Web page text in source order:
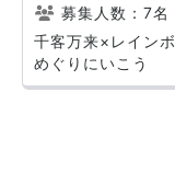
募集人数：7名
千客万来×レイン
めぐりにいこう